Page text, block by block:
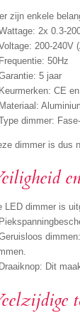
zijn enkele
2x 0.3-
200-240V
50Hz
5 jaar
CE
dimmer:
dimmer is dus
LED dimmer is
Dit